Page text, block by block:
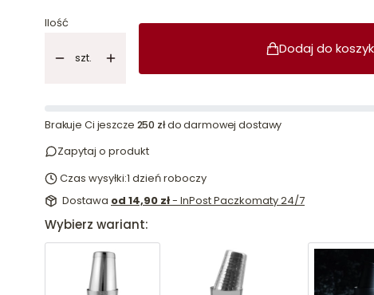
Ilość
szt.
Dodaj do
Brakuje Ci jeszcze 250 złdo darmowej dostawy
Zapytaj o produkt
Czas wysyłki:1 dzień roboczy
Dostawa od 14,90 zł- InPost Paczkomaty 24/7
Wybierz wariant: